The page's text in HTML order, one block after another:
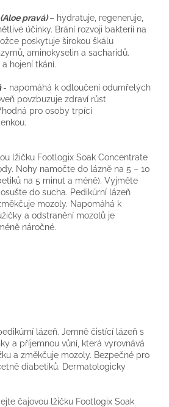
(Aloe pravá)– hydratuje, regeneruje,
účinky. Brání rozvoji bakterií na
poskytuje širokou škálu
aminokyselin a sacharidů.
hojení tkání.
- napomáhá k odloučení odumřelých
povzbuzuje zdraví růst
pro osoby trpící
lžičku Footlogix Soak Concentrate
Nohy namočte do lázně na 5 – 10
na 5 minut a méně). Vyjměte
do sucha. Pedikúrní lázeň
mozoly. Napomáhá k
a odstranění mozolů je
náročné.
lázeň. Jemně čistící lázeň s
a příjemnou vůní, která vyrovnává
a změkčuje mozoly. Bezpečné pro
diabetiků. Dermatologicky
čajovou lžičku Footlogix Soak